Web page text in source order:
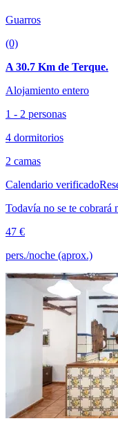
Guarros
(0)
A 30.7 Km de Terque.
Alojamiento entero
1 - 2 personas
4 dormitorios
2 camas
Calendario verificado
Todavía no se te cobrará
47 €
pers./noche (aprox.)